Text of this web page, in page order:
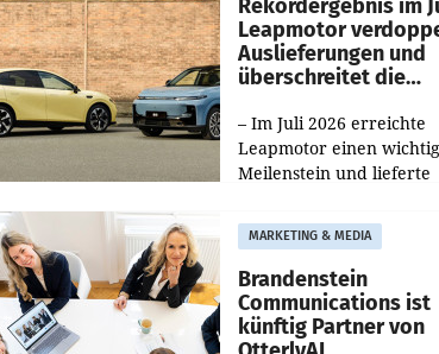
Rekordergebnis im
Leapmotor
Auslieferungen und
überschreitet die
– Im Juli 2026 erreichte
Leapmotor einen
Meilenstein und lieferte
aus, womit sich das
gegenüber Juli 2025
verdoppelte (+102
MARKETING & MEDIA
Brandenstein
Communications ist
künftig Partner von